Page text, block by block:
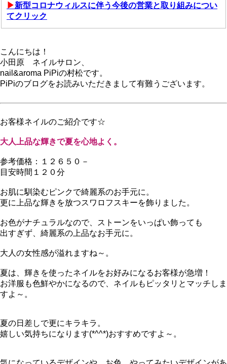
▶新型コロナウィルスに伴う今後の営業と取り組みについ
てクリック
こんにちは！
小田原 ネイルサロン、
nail&aroma PiPiの村松です。
PiPiのブログをお読みいただきまして有難うございます。
お客様ネイルのご紹介です☆
大人上品な輝きで夏を心地よく。
参考価格：１２６５０－
目安時間１２０分
お肌に馴染むピンクで綺麗系のお手元に。
更に上品な輝きを放つスワロフスキーを飾りました。
お色がナチュラルなので、ストーンをいっぱい飾っても
出すぎず、綺麗系の上品なお手元に。
大人の女性感が溢れますね～。
夏は、輝きを使ったネイルをお好みになるお客様が急増！
お洋服も色鮮やかになるので、ネイルもピッタリとマッチしま
すよ～。
夏の日差しで更にキラキラ。
嬉しい気持ちになります(*^^*)おすすめですよ～。